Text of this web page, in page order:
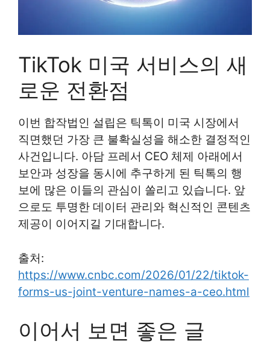
TikTok 미국 서비스의 새
로운 전환점
이번 합작법인 설립은 틱톡이 미국 시장에서
직면했던 가장 큰 불확실성을 해소한 결정적인
사건입니다. 아담 프레서 CEO 체제 아래에서
보안과 성장을 동시에 추구하게 된 틱톡의 행
보에 많은 이들의 관심이 쏠리고 있습니다. 앞
으로도 투명한 데이터 관리와 혁신적인 콘텐츠
제공이 이어지길 기대합니다.
출처:
https://www.cnbc.com/2026/01/22/tiktok-
forms-us-joint-venture-names-a-ceo.html
이어서 보면 좋은 글